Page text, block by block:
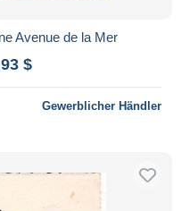
Avenue de la Mer
$
Gewerblicher Händler